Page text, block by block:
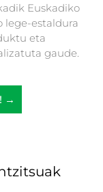
Euskadiko
lege-estaldura
eta
gaude.
→